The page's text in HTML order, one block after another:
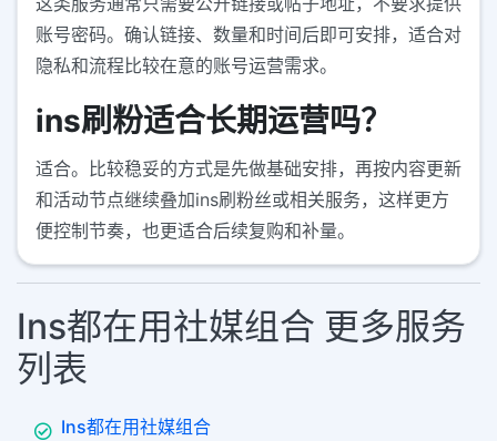
账号密码。确认链接、数量和时间后即可安排，适合对
隐私和流程比较在意的账号运营需求。
ins刷粉适合长期运营吗？
适合。比较稳妥的方式是先做基础安排，再按内容更新
和活动节点继续叠加ins刷粉丝或相关服务，这样更方
便控制节奏，也更适合后续复购和补量。
Ins都在用社媒组合 更多服务
列表
Ins都在用社媒组合